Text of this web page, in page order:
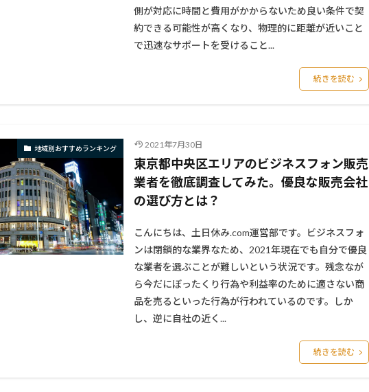
側が対応に時間と費用がかからないため良い条件で契
約できる可能性が高くなり、物理的に距離が近いこと
で迅速なサポートを受けること...
続きを読む
地域別おすすめランキング 2021年7月30日
東京都中央区エリアのビジネスフォン販売
業者を徹底調査してみた。優良な販売会社
の選び方とは？
こんにちは、土日休み.com運営部です。ビジネスフォ
ンは閉鎖的な業界なため、2021年現在でも自分で優良
な業者を選ぶことが難しいという状況です。残念なが
ら今だにぼったくり行為や利益率のために適さない商
品を売るといった行為が行われているのです。しか
し、逆に自社の近く...
続きを読む